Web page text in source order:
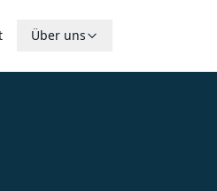
Über uns